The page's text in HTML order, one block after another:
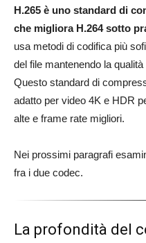
H.265 è uno standard di
che migliora H.264 sotto
usa metodi di codifica più
del file mantenendo la qualità
Questo standard di
adatto per video 4K e HDR
alte e frame rate migliori.
Nei prossimi paragrafi
fra i due codec.
La profondità del